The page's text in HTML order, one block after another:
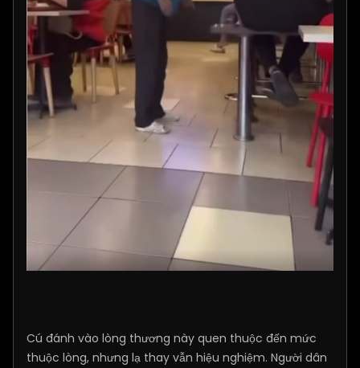
Cú đánh vào lòng thương này quen thuộc đến mức
thuộc lòng, nhưng lạ thay vẫn hiệu nghiệm. Người dân